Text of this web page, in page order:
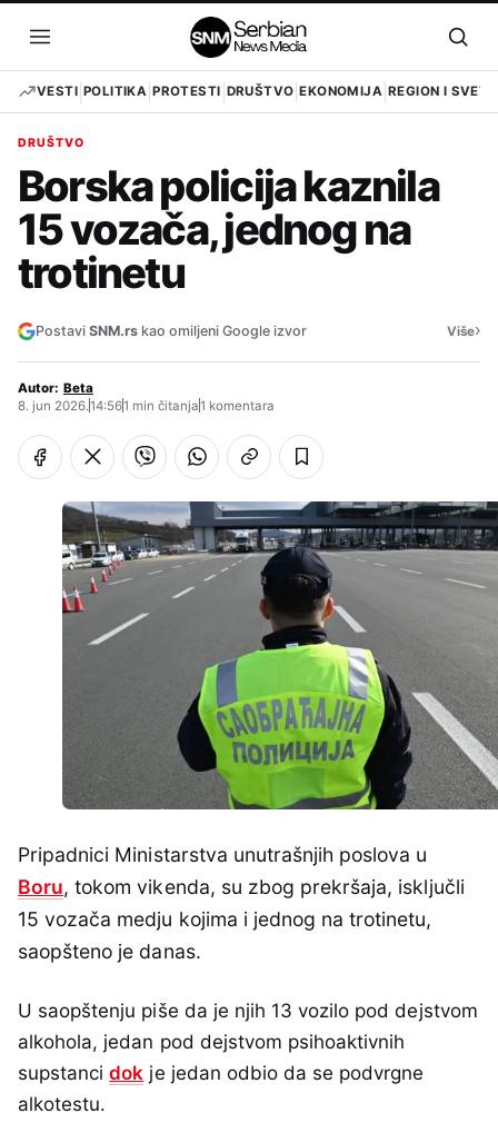
sadržaj
Otvori
meni
VESTI POLITIKA PROTESTI DRUŠTVO EKONOMIJA REGION I SVET
DRUŠTVO
Borska policija kaznila
15 vozača, jednog na
trotinetu
Postavi SNM.rs kao omiljeni Google izvor Više›
Autor: Beta
8. jun 2026.14:561 min čitanja1 komentara
Pripadnici Ministarstva unutrašnjih poslova u
Boru, tokom vikenda, su zbog prekršaja, isključli
15 vozača medju kojima i jednog na trotinetu,
saopšteno je danas.
U saopštenju piše da je njih 13 vozilo pod dejstvom
alkohola, jedan pod dejstvom psihoaktivnih
supstancidok je jedan odbio da se podvrgne
alkotestu.